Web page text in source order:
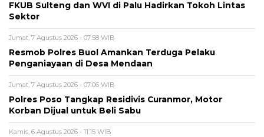
FKUB Sulteng dan WVI di Palu Hadirkan Tokoh Lintas
Sektor
Jumat, 7 Agustus 2026 - 07:58 WIB
Resmob Polres Buol Amankan Terduga Pelaku
Penganiayaan di Desa Mendaan
Jumat, 7 Agustus 2026 - 07:06 WIB
Polres Poso Tangkap Residivis Curanmor, Motor
Korban Dijual untuk Beli Sabu
Kamis, 6 Agustus 2026 - 11:15 WIB